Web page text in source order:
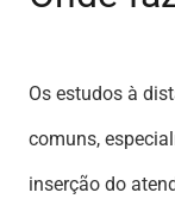
Os estudos à
comuns,
inserção do